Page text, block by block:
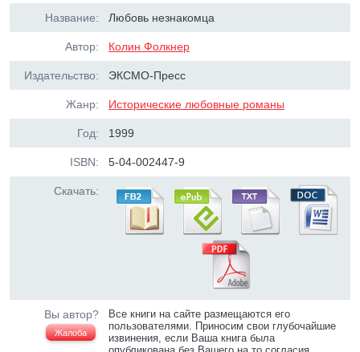
Название: Любовь незнакомца
Автор: Колин Фолкнер
Издательство: ЭКСМО-Пресс
Жанр: Исторические любовные романы
Год: 1999
ISBN: 5-04-002447-9
Скачать:
Вы автор?
Жалоба
Все книги на сайте размещаются его
пользователями. Приносим свои глубочайшие
извинения, если Ваша книга была